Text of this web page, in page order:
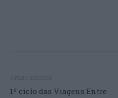
1º ciclo das Viagens Entre